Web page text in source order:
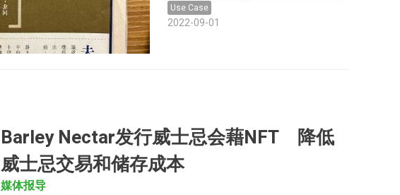
2022-09-01
Use Case
Barley Nectar发行威士忌会藉NFT 降低
威士忌交易和储存成本
媒体报导